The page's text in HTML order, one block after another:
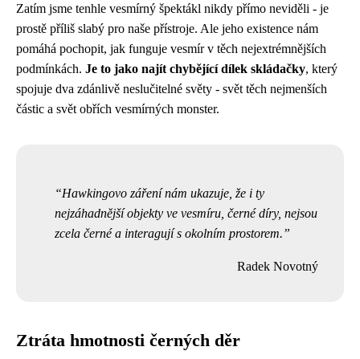
Zatím jsme tenhle vesmírný špektákl nikdy přímo neviděli - je
prostě příliš slabý pro naše přístroje. Ale jeho existence nám
pomáhá pochopit, jak funguje vesmír v těch nejextrémnějších
podmínkách. Je to jako najít chybějící dílek skládačky, který
spojuje dva zdánlivě neslučitelné světy - svět těch nejmenších
částic a svět obřích vesmírných monster.
Hawkingovo záření nám ukazuje, že i ty
nejzáhadnější objekty ve vesmíru, černé díry, nejsou
zcela černé a interagují s okolním prostorem.
Radek Novotný
Ztráta hmotnosti černých děr